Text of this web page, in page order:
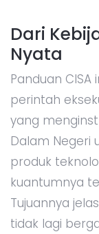
Dari
Nyata
Panduan
perintah
yang
Dalam Negeri
produk
kuantumnya
Tujuannya
tidak lagi